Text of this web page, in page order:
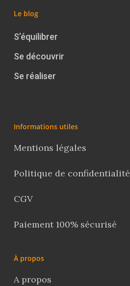
Le blog
S’équilibrer
Se découvrir
Se réaliser
Informations utiles
Mentions légales
Politique de confidentialité
CGV
Paiement 100% sécurisé
À propos
A propos